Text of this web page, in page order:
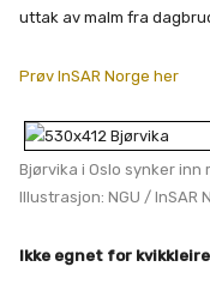
uttak av malm fra
Prøv InSAR Norge her
Bjørvika i Oslo synker inn
Illustrasjon: NGU / InSAR
Ikke egnet for kvikkleire